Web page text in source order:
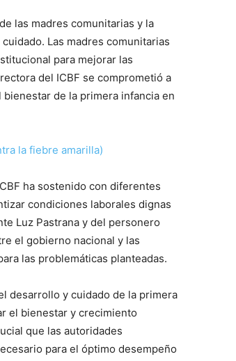
las madres comunitarias y la
Las madres comunitarias
para mejorar las
del ICBF se comprometió a
de la primera infancia en
la fiebre amarilla)​
ha sostenido con diferentes
condiciones laborales dignas
Luz Pastrana y del personero
el gobierno nacional y las
las problemáticas planteadas.
desarrollo y cuidado de la primera
el bienestar y crecimiento
que las autoridades
para el óptimo desempeño